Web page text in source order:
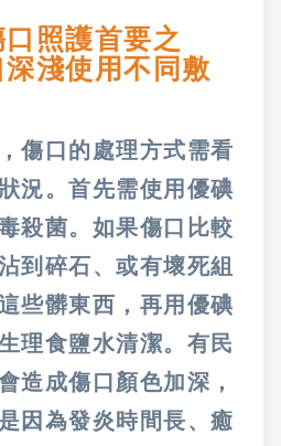
口照護首要之
淺使用不同敷
傷口的處理方式需看
況。首先需使用優碘
殺菌。如果傷口比較
到碎石、或有壞死組
些髒東西，再用優碘
理食鹽水清潔。有民
造成傷口顏色加深，
因為發炎時間長、癒